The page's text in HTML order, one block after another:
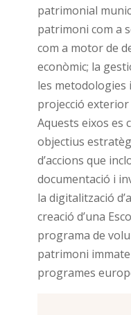
patrimonial
patrimoni com a
com a motor de
econòmic; la
les metodologies
projecció
Aquests eixos es
objectius
d’accions que
documentació i
la digitalització
creació d’una
programa de
patrimoni
programes